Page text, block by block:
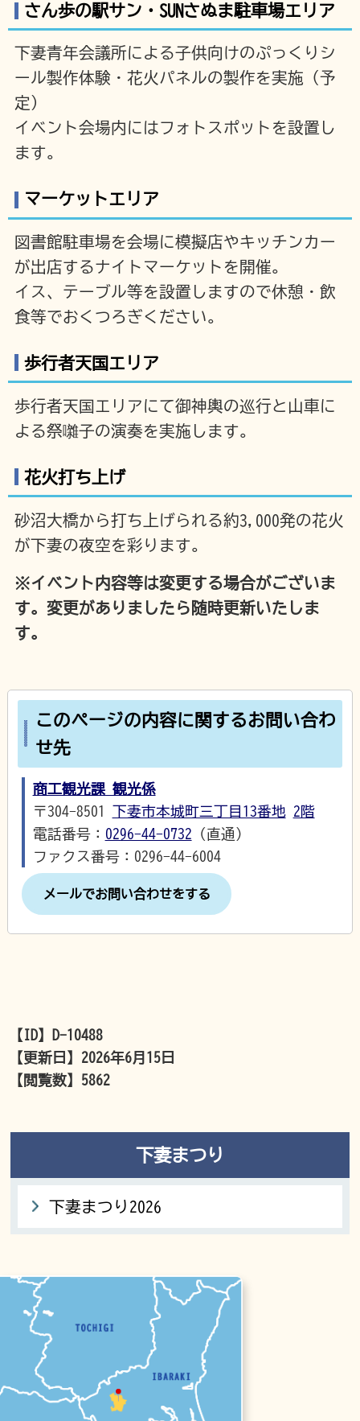
さん歩の駅サン・SUNさぬま駐車場エリア
下妻青年会議所による子供向けのぷっくりシ
ール製作体験・花火パネルの製作を実施（予
定）
イベント会場内にはフォトスポットを設置し
ます。
マーケットエリア
図書館駐車場を会場に模擬店やキッチンカー
が出店するナイトマーケットを開催。
イス、テーブル等を設置しますので休憩・飲
食等でおくつろぎください。
歩行者天国エリア
歩行者天国エリアにて御神輿の巡行と山車に
よる祭囃子の演奏を実施します。
花火打ち上げ
砂沼大橋から打ち上げられる約3,000発の花火
が下妻の夜空を彩ります。
※イベント内容等は変更する場合がございま
す。変更がありましたら随時更新いたしま
す。
このページの内容に関するお問い合わ
せ先
商工観光課 観光係
〒304-8501 下妻市本城町三丁目13番地
2階
電話番号： 0296-44-0732 （直通）
ファクス番号：0296-44-6004
メールでお問い合わせをする
【ID】
D-10488
【更新日】 2026年6月15日
【閲覧数】 5862
下妻まつり
下妻まつり2026